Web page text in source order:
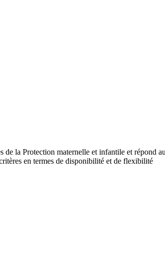
la Protection maternelle et infantile et répond
en termes de disponibilité et de flexibilité